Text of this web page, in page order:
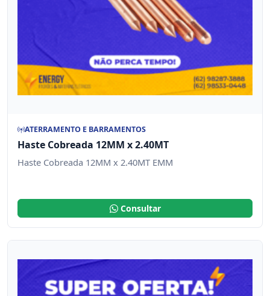
ATERRAMENTO E BARRAMENTOS
Haste Cobreada 12MM x 2.40MT
Haste Cobreada 12MM x 2.40MT EMM
Consultar